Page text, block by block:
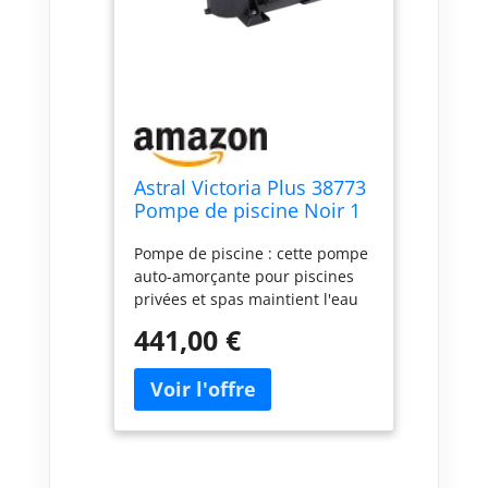
Astral Victoria Plus 38773
Pompe de piscine Noir 1
Pompe de piscine : cette pompe
auto-amorçante pour piscines
privées et spas maintient l'eau
garder propre, filtrée et dans
des conditions optimales pour
que les baigneurs puissent en
profiter. Fonctionne à faible
bruit grâce aux supports en
441,00 €